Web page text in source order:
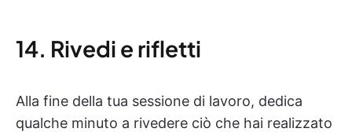
14. Rivedi e rifletti
Alla fine della tua sessione di lavoro, dedica
qualche minuto a rivedere ciò che hai realizzato